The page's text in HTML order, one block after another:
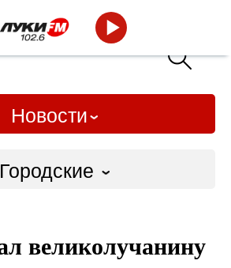
Новости
Городские
Слово Дело
великолучанину